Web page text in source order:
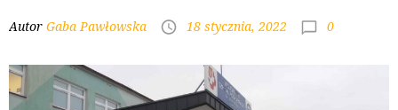
Autor Gaba Pawłowska 18 stycznia, 2022 0